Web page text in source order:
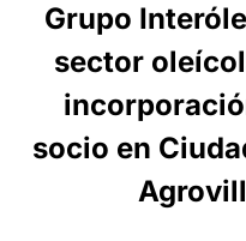
Grupo
sector
socio en